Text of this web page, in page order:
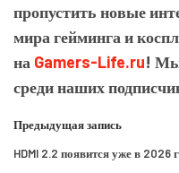
пропустить новые
мира гейминга и
на Gamers-Life.ru! Мы
среди наших
Предыдущая запись
HDMI 2.2 появится уже в 2026